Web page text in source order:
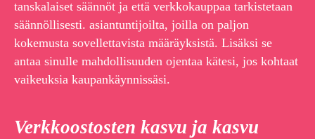
tanskalaiset säännöt ja että verkkokauppaa tarkistetaan
säännöllisesti. asiantuntijoilta, joilla on paljon
kokemusta sovellettavista määräyksistä. Lisäksi se
antaa sinulle mahdollisuuden ojentaa kätesi, jos kohtaat
vaikeuksia kaupankäynnissäsi.
Verkkoostosten kasvu ja kasvu